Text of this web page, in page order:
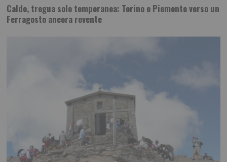
Caldo, tregua solo temporanea: Torino e Piemonte verso un
Ferragosto ancora rovente